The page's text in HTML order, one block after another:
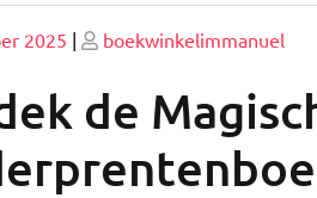
2025 | Geplaatst
boekwinkelimmanuel
de